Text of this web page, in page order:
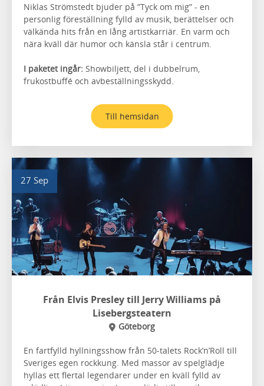
Niklas Strömstedt bjuder på ”Tyck om mig” - en
personlig föreställning fylld av musik, berättelser och
välkända hits från en lång artistkarriär. En varm och
nära kväll där humor och känsla står i centrum.
I paketet ingår: Showbiljett, del i dubbelrum,
frukostbuffé och avbeställningsskydd.
Till hemsidan
27 Sep
Från Elvis Presley till Jerry Williams på
Lisebergsteatern
Göteborg
En fartfylld hyllningsshow från 50-talets Rock’n’Roll till
Sveriges egen rockkung. Med massor av spelglädje
hyllas ett flertal legendarer under en kväll fylld av